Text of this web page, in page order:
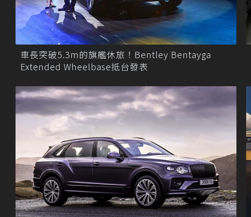
車長突破5.3m的旗艦休旅！Bentley Bentayga
Extended Wheelbase抵台發表